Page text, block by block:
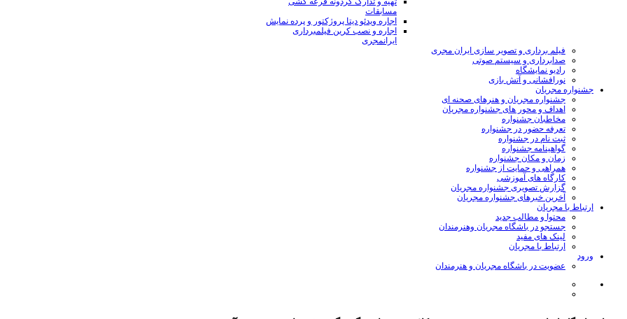
مسابقات
اجاره ویدئو دیتا پروژکتور و پرده نمایش
اجاره و نصب کرین فیلمبرداری
ایرانمجری
فیلم برداری و تصویر سازی ایران مجری
صدابرداری و سیستم صوتی
رادیو نمایشگاه
نورافشانی و آتش بازی
جشنواره مجریان
جشنواره مجریان و هنرهای صحنه ای
اهداف و محور های جشنواره مجریان
مخاطبان جشنواره
تعرفه حضور در جشنواره
ثبت نام در جشنواره
گواهینامه جشنواره
زمان و مکان جشنواره
همراهی و حمایت از جشنواره
کارگاه های آموزشی
گزارش تصویری جشنواره مجریان
آخرین خبرهای جشنواره مجریان
ارتباط با مجریان
محتوا و مطالب جدید
جستجو در باشگاه مجریان وهنرمندان
لینک های مفید
ارتباط با مجریان
ورود
عضویت در باشگاه مجریان و هنرمندان